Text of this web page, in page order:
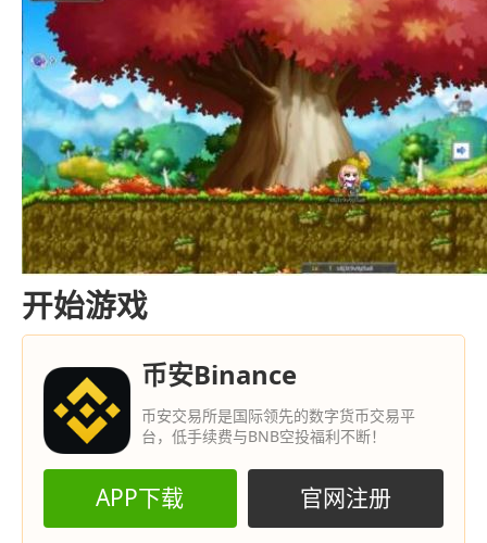
开始游戏
币安Binance
币安交易所是国际领先的数字货币交易平
台，低手续费与BNB空投福利不断！
APP下载 官网注册